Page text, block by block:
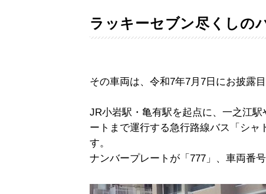
ラッキーセブン尽くしの
その車両は、令和7年7月7日にお披露目
JR小岩駅・亀有駅を起点に、一之江
ートまで運行する急行路線バス「シャ
す。
ナンバープレートが「777」、車両番